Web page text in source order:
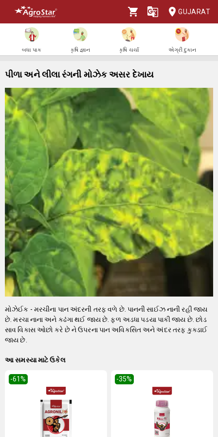
GUJARAT
બધા પાક કૃષિ જ્ઞાન કૃષિ ચર્ચા એગ્રી દુકાન
પીળા અને લીલા રંગની મોઝેક અસર દેખાય
મોઝેઈક - મરચીના પાન અંદરની તરફ વળે છે. પાનની સાઈઝ નાની રહી જાય
છે. મરચા નાના અને કઢંગા થઈ જાય છે. ફળ અડધા પડયા પાકી જાય છે. છોડ
સાવ વિકાસ ઓછો કરે છે ને ઉપરના પાન અવિકસિત અને અંદર તરફ કુક્ડાઈ
જાય છે.
આ સમસ્યા માટે ઉકેલ
-61% -35%